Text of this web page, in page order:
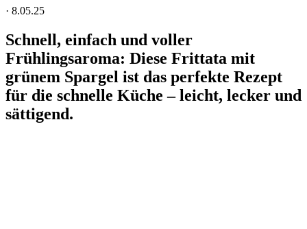
· 8.05.25
Schnell, einfach und voller
Frühlingsaroma: Diese Frittata mit
grünem Spargel ist das perfekte Rezept
für die schnelle Küche – leicht, lecker und
sättigend.